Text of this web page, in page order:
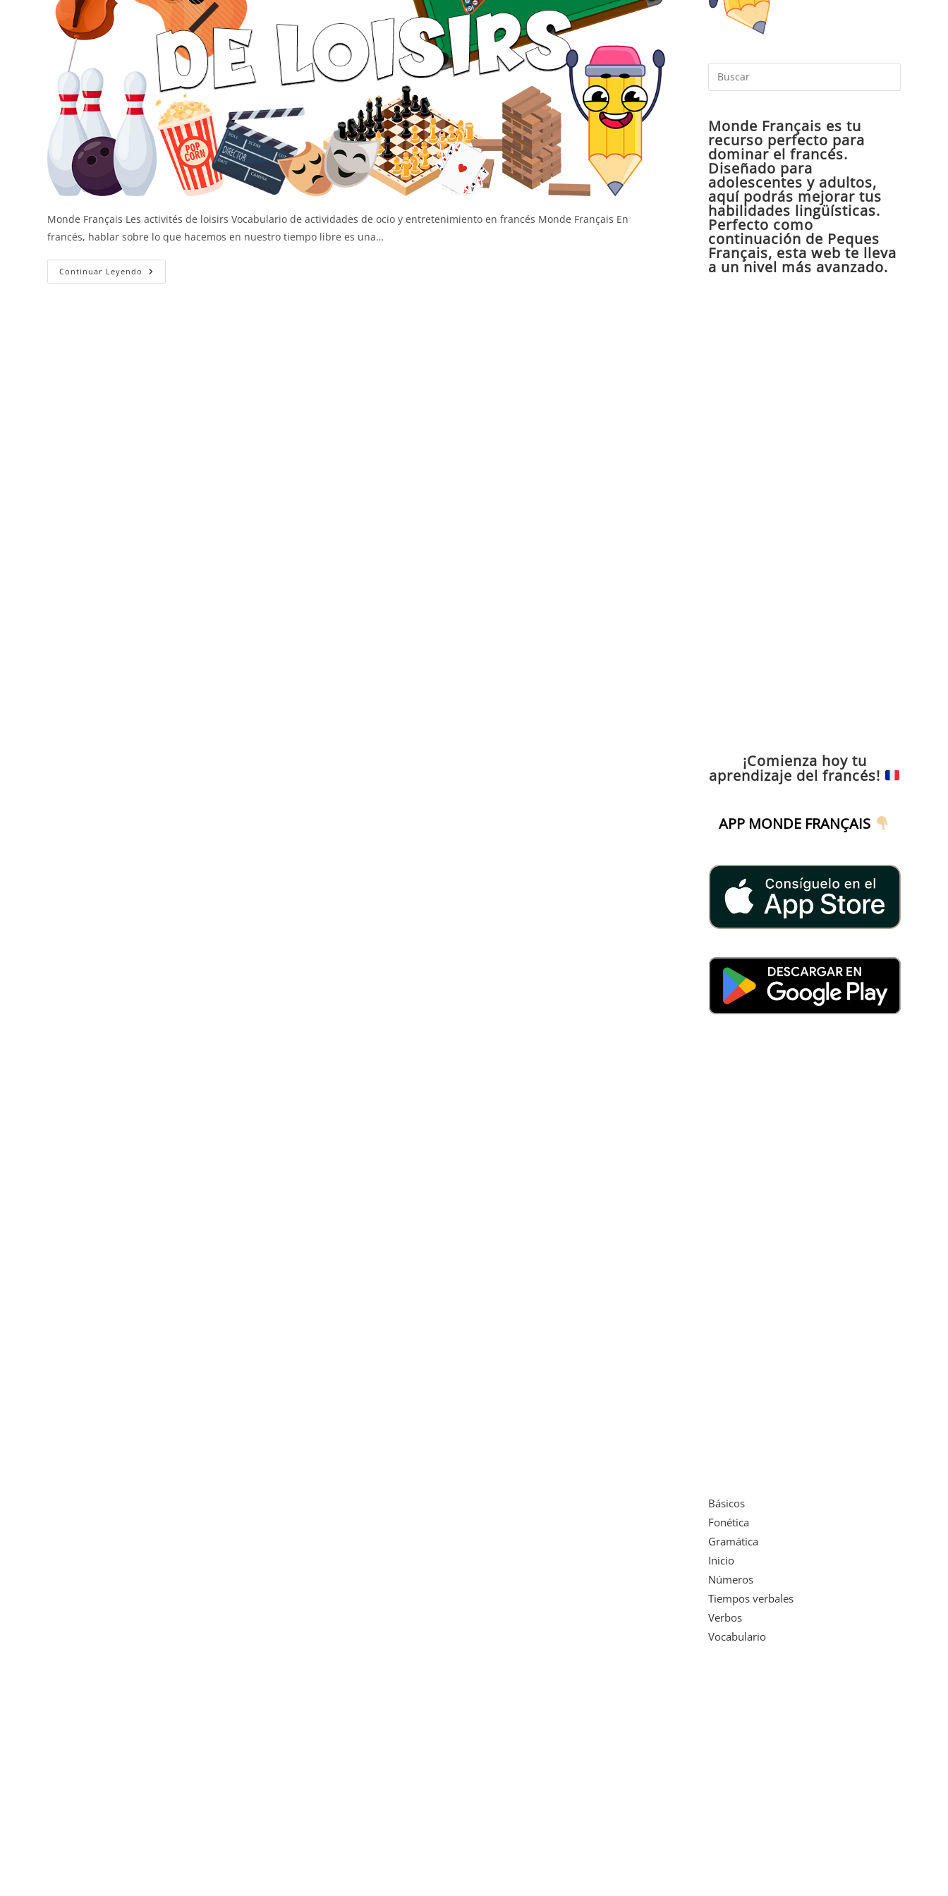
Monde Français Les activités de loisirs Vocabulario de actividades de ocio y entretenimiento en francés Monde Français En
francés, hablar sobre lo que hacemos en nuestro tiempo libre es una…
Continuar Leyendo Actividades
De
Escape
Monde Français es tu
recurso perfecto para
dominar el francés.
Diseñado para
adolescentes y adultos,
aquí podrás mejorar tus
habilidades lingüísticas.
Perfecto como
continuación de Peques
Français, esta web te lleva
a un nivel más avanzado.
¡Comienza hoy tu
aprendizaje del francés!
APP MONDE FRANÇAIS
Básicos
Fonética
Gramática
Inicio
Números
Tiempos verbales
Verbos
Vocabulario